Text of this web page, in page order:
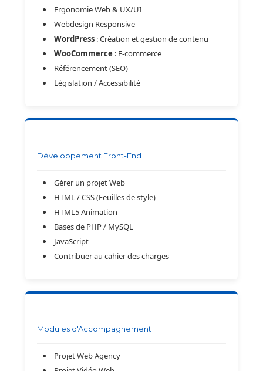
Ergonomie Web & UX/UI
Webdesign Responsive
WordPress: Création et gestion de contenu
WooCommerce : E-commerce
Référencement (SEO)
Législation / Accessibilité
Développement Front-End
Gérer un projet Web
HTML / CSS (Feuilles de style)
HTML5 Animation
Bases de PHP / MySQL
JavaScript
Contribuer au cahier des charges
Modules d'Accompagnement
Projet Web Agency